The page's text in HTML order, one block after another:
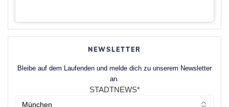
NEWSLETTER
Bleibe auf dem Laufenden und melde dich zu unserem Newsletter
an.
STADTNEWS*